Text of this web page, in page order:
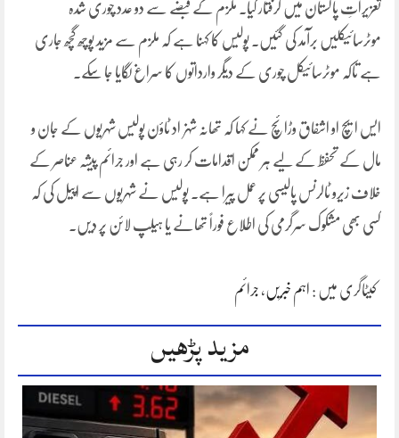
تعزیراتِ پاکستان میں گرفتار کیا۔ ملزم کے قبضے سے دو عدد چوری شدہ
موٹرسائیکلیں برآمد کی گئیں۔ پولیس کا کہنا ہے کہ ملزم سے مزید پوچھ گچھ جاری
ہے تاکہ موٹرسائیکل چوری کے دیگر وارداتوں کا سراغ لگایا جا سکے۔
ایس ایچ او اشفاق وڑائچ نے کہا کہ تھانہ شہزاد ٹاؤن پولیس شہریوں کے جان و
مال کے تحفظ کے لیے ہر ممکن اقدامات کر رہی ہے اور جرائم پیشہ عناصر کے
خلاف زیرو ٹالرنس پالیسی پر عمل پیرا ہے۔ پولیس نے شہریوں سے اپیل کی کہ
کسی بھی مشکوک سرگرمی کی اطلاع فوراً تھانے یا ہیلپ لائن پر دیں۔
کیٹاگری میں : اہم خبریں ، جرائم
مزید پڑھیں